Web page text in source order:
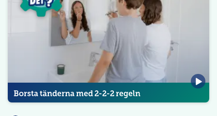
Borsta tänderna med 2-2-2 regeln